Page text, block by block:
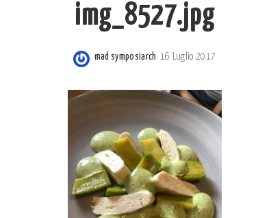
img_8527.jpg
Posted
mad symposiarch 16 Luglio 2017